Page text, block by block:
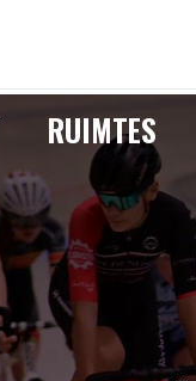
RUIMTES